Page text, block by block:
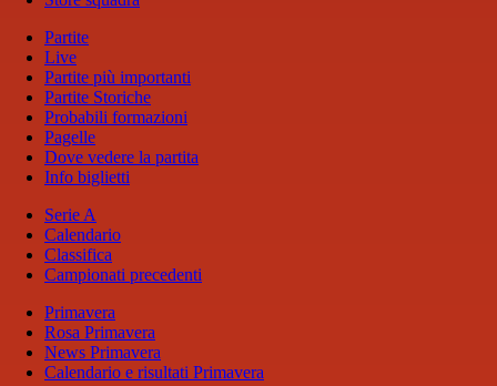
Partite
Live
Partite più importanti
Partite Storiche
Probabili formazioni
Pagelle
Dove vedere la partita
Info biglietti
Serie A
Calendario
Classifica
Campionati precedenti
Primavera
Rosa Primavera
News Primavera
Calendario e risultati Primavera